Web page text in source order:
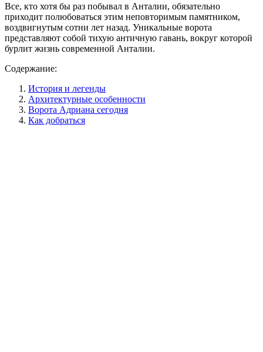
Все, кто хотя бы раз побывал в Анталии, обязательно
приходит полюбоваться этим неповторимым памятником,
воздвигнутым сотни лет назад. Уникальные ворота
представляют собой тихую античную гавань, вокруг которой
бурлит жизнь современной Анталии.
Содержание:
История и легенды
Архитектурные особенности
Ворота Адриана сегодня
Как добраться